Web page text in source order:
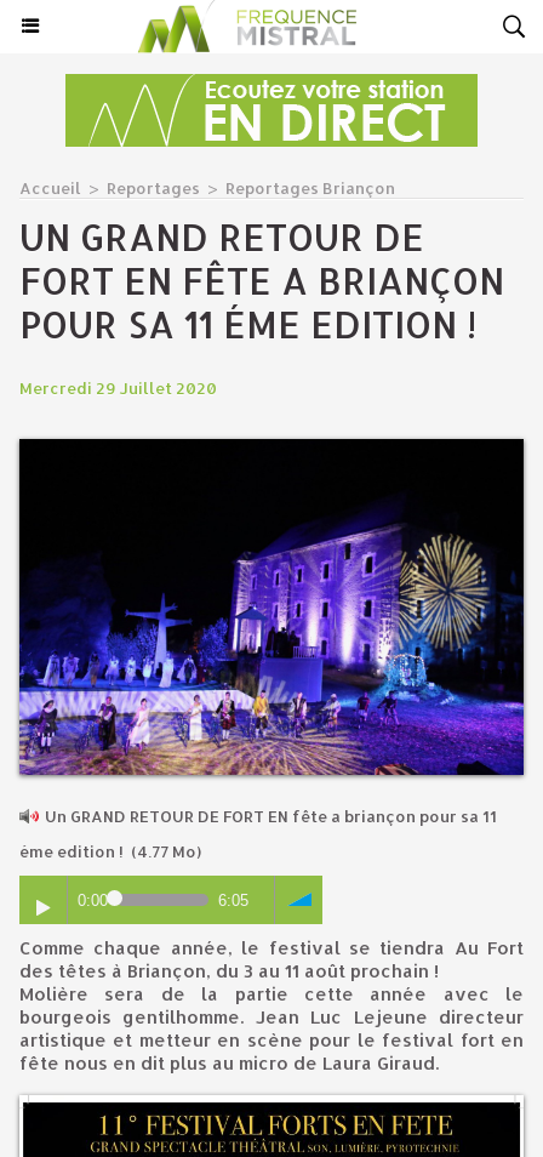
Accueil > Reportages > Reportages Briançon
UN GRAND RETOUR DE
FORT EN FÊTE A BRIANÇON
POUR SA 11 ÉME EDITION !
Mercredi 29 Juillet 2020
Un GRAND RETOUR DE FORT EN fête a briançon pour sa 11
éme edition ! (4.77 Mo)
0:00 6:05
Comme chaque année, le festival se tiendra Au Fort
des têtes à Briançon, du 3 au 11 août prochain !
Molière sera de la partie cette année avec le
bourgeois gentilhomme. Jean Luc Lejeune directeur
artistique et metteur en scène pour le festival fort en
fête nous en dit plus au micro de Laura Giraud.